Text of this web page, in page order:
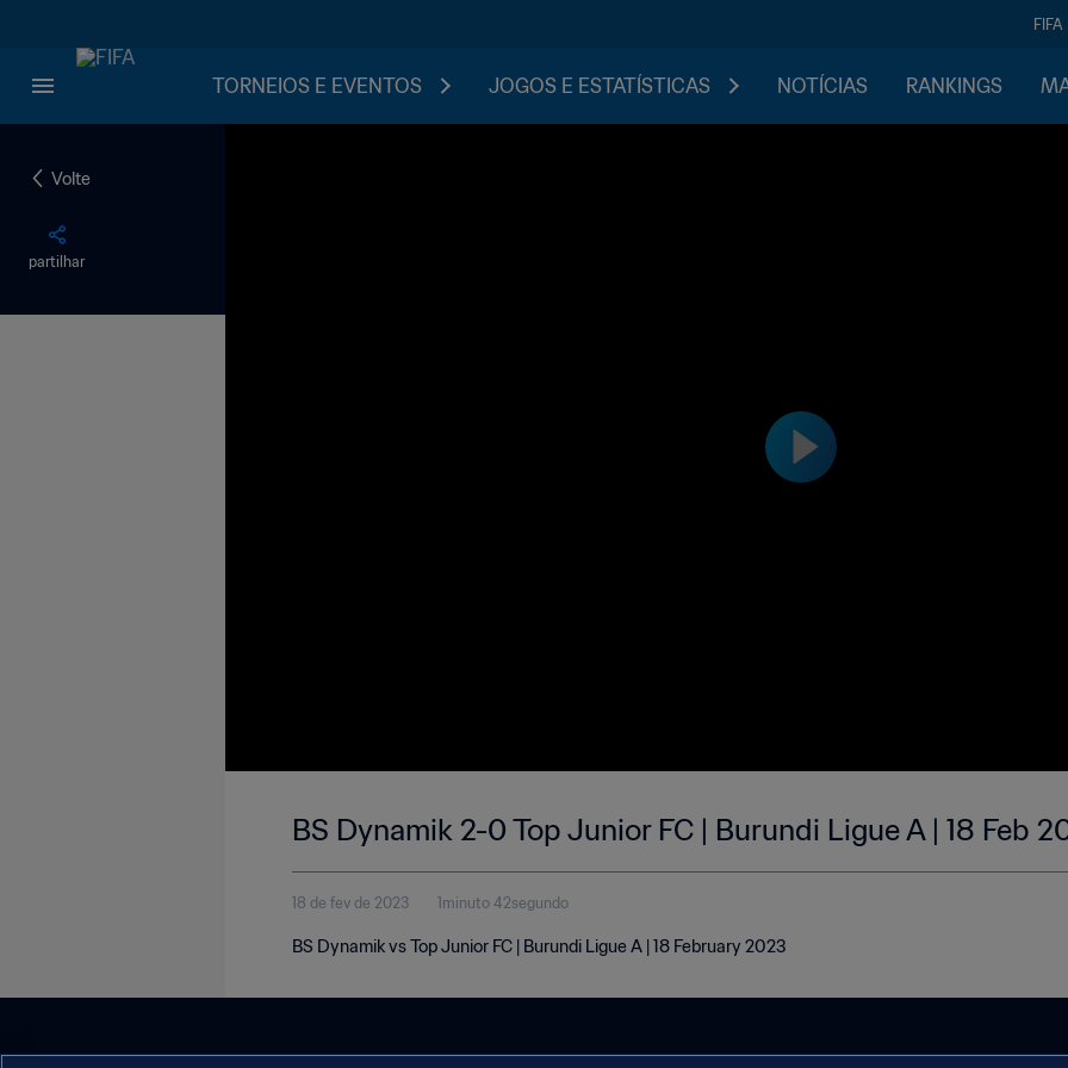
FIFA
TORNEIOS E EVENTOS JOGOS E ESTATÍSTICAS NOTÍCIAS RANKINGS
Volte
partilhar
BS Dynamik 2-0 Top Junior FC | Burundi Ligue A | 18 Feb
18 de fev de 2023 1minuto 42segundo
BS Dynamik vs Top Junior FC | Burundi Ligue A | 18 February 2023